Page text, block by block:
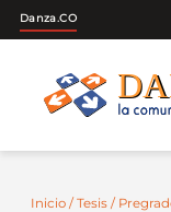
Danza.CO
Inicio / Tesis /